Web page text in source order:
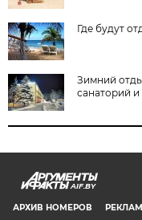
Где будут
Зимний
санаторий и
AIF.BY
АРХИВ НОМЕРОВ